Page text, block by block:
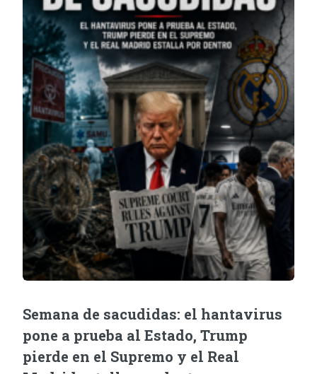
Semana de sacudidas: el hantavirus
pone a prueba al Estado, Trump
pierde en el Supremo y el Real